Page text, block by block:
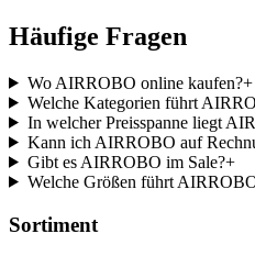
Häufige Fragen
Wo AIRROBO online kaufen?+
Welche Kategorien führt
In welcher Preisspanne liegt
Kann ich AIRROBO auf
Gibt es AIRROBO im Sale?+
Welche Größen führt
Sortiment